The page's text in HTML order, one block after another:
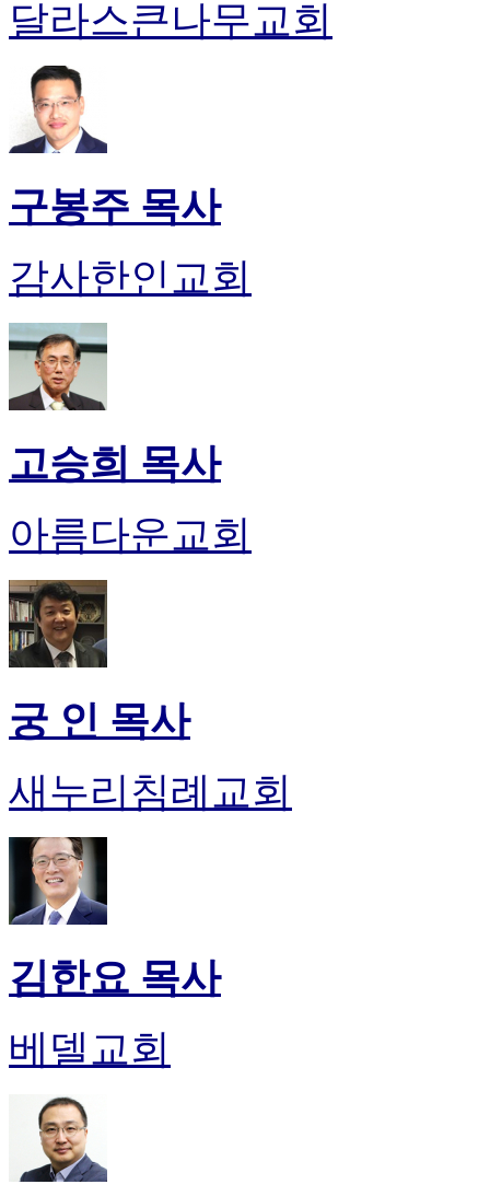
달라스큰나무교회
구봉주 목사
감사한인교회
고승희 목사
아름다운교회
궁 인 목사
새누리침례교회
김한요 목사
베델교회